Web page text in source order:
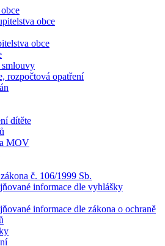
obce
obce
rozpočtová opatření
dítěte
MOV
č. 106/1999 Sb.
informace dle vyhlášky
informace dle zákona o ochraně